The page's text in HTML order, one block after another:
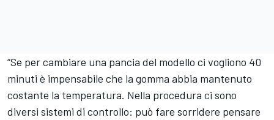
“Se per cambiare una pancia del modello ci vogliono 40
minuti è impensabile che la gomma abbia mantenuto
costante la temperatura. Nella procedura ci sono
diversi sistemi di controllo: può fare sorridere pensare